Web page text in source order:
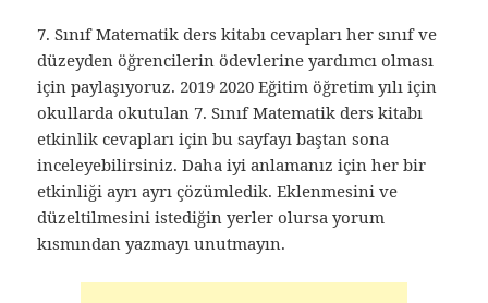
7. Sınıf Matematik ders kitabı cevapları her sınıf ve
düzeyden öğrencilerin ödevlerine yardımcı olması
için paylaşıyoruz. 2019 2020 Eğitim öğretim yılı için
okullarda okutulan 7. Sınıf Matematik ders kitabı
etkinlik cevapları için bu sayfayı baştan sona
inceleyebilirsiniz. Daha iyi anlamanız için her bir
etkinliği ayrı ayrı çözümledik. Eklenmesini ve
düzeltilmesini istediğin yerler olursa yorum
kısmından yazmayı unutmayın.